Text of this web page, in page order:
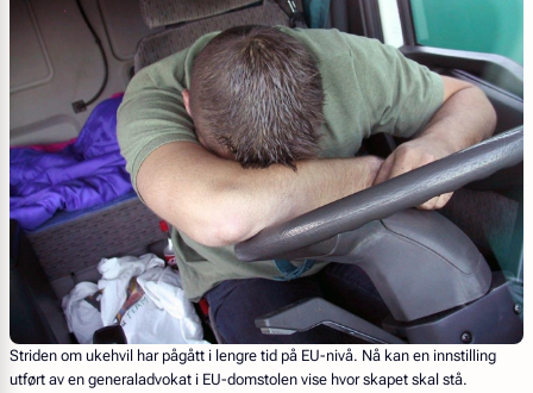
Striden om ukehvil har pågått i lengre tid på EU-nivå. Nå kan en innstilling
utført av en generaladvokat i EU-domstolen vise hvor skapet skal stå.